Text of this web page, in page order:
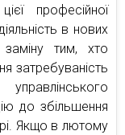
професійної
в нових
тим, хто
затребуваність
до збільшення
Якщо в лютому